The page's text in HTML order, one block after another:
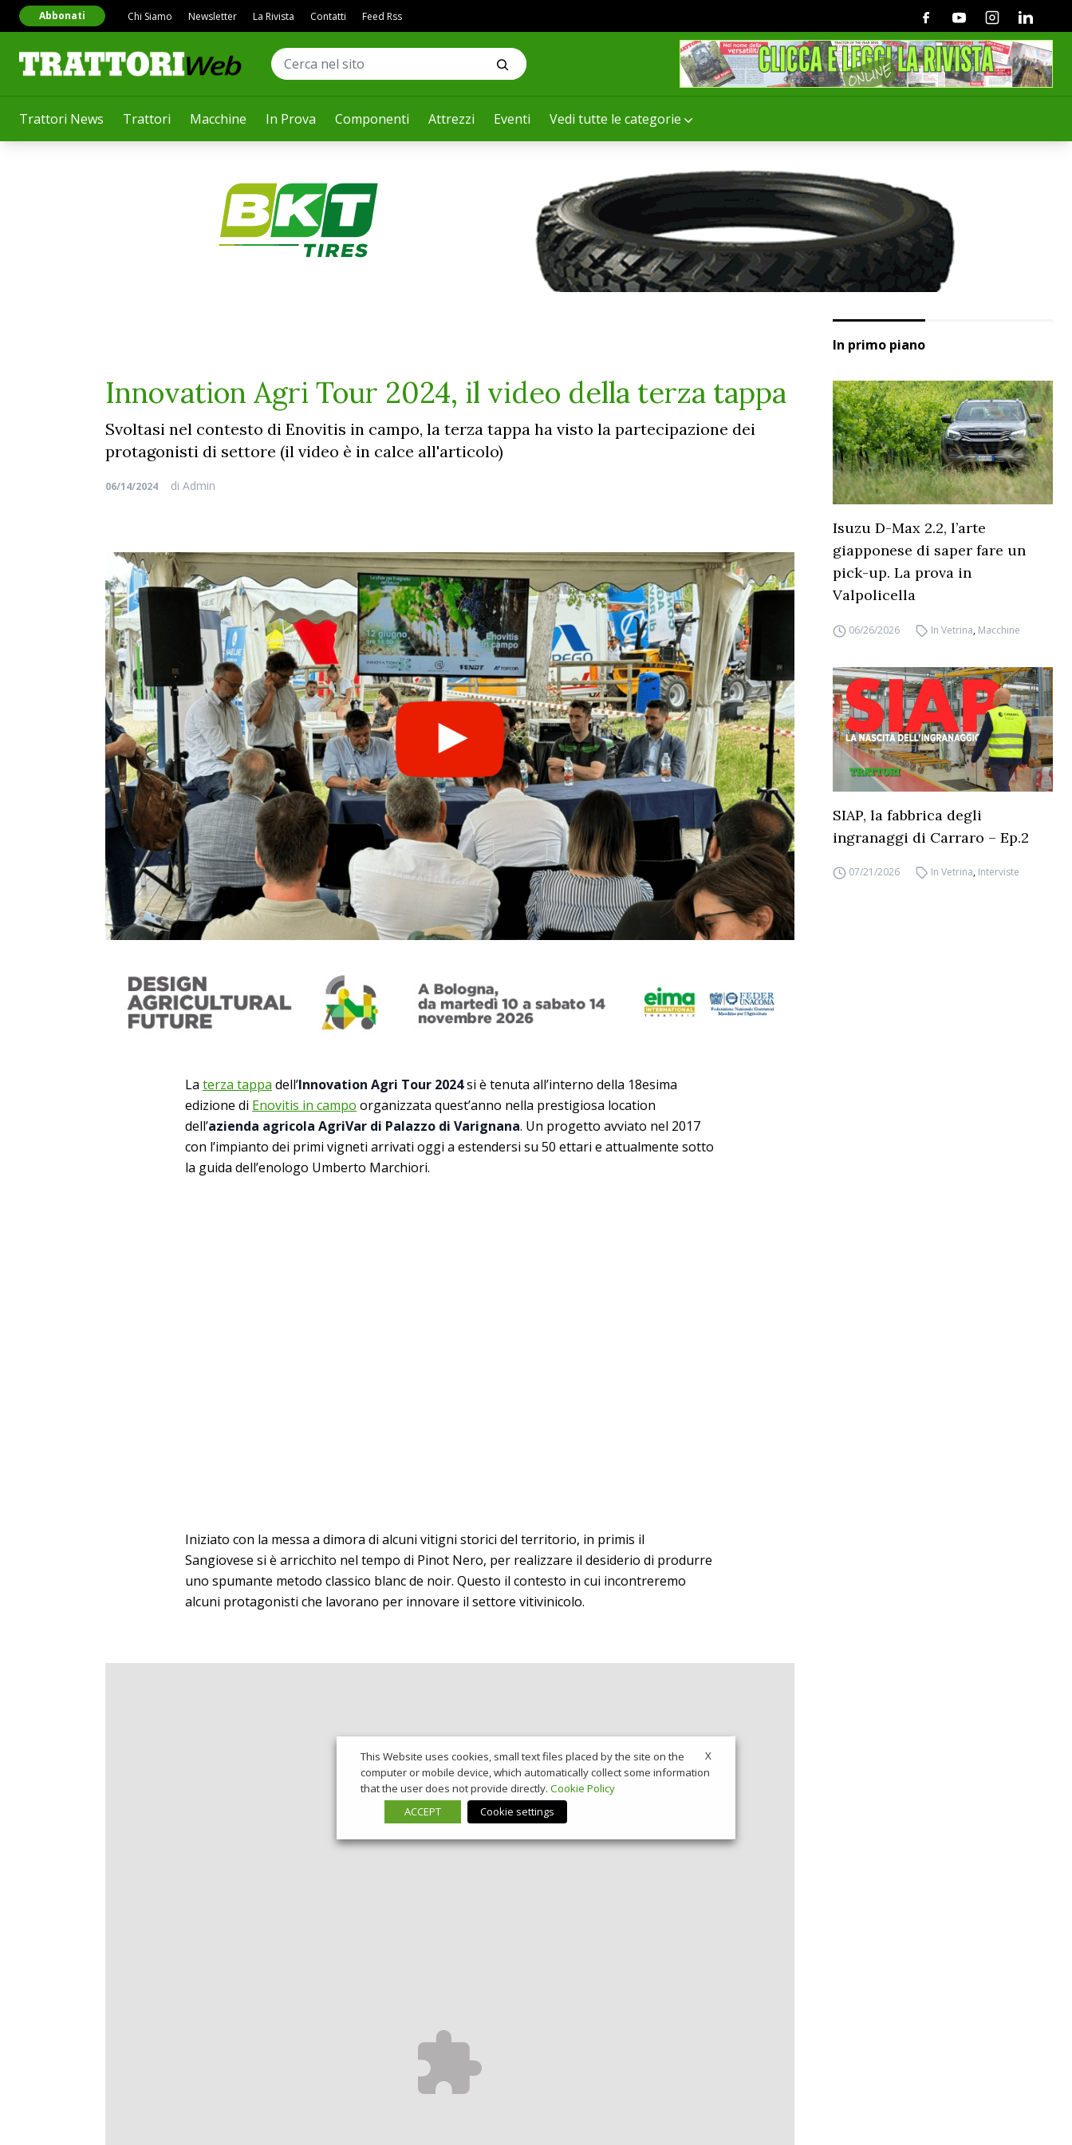
Trattori News Trattori Macchine In Prova Componenti Attrezzi Eventi Vedi tutte le categorie
Abbonati Chi Siamo Newsletter La Rivista Contatti Feed Rss FacebookYoutubeInstagramLinkedin
Innovation Agri Tour 2024, il video della terza tappa
Svoltasi nel contesto di Enovitis in campo, la terza tappa ha visto la partecipazione dei
protagonisti di settore (il video è in calce all'articolo)
06/14/2024 di Admin
La terza tappa dell’Innovation Agri Tour 2024si è tenuta all’interno della 18esima
edizione di Enovitis in campo organizzata quest’anno nella prestigiosa location
dell’azienda agricola AgriVar di Palazzo di Varignana. Un progetto avviato nel 2017
con l’impianto dei primi vigneti arrivati oggi a estendersi su 50 ettari e attualmente sotto
la guida dell’enologo Umberto Marchiori.
Iniziato con la messa a dimora di alcuni vitigni storici del territorio, in primis il
Sangiovese si è arricchito nel tempo di Pinot Nero, per realizzare il desiderio di produrre
uno spumante metodo classico blanc de noir. Questo il contesto in cui incontreremo
alcuni protagonisti che lavorano per innovare il settore vitivinicolo.
In primo piano
Isuzu D-Max 2.2, l’arte
giapponese di saper fare un
pick-up. La prova in
Valpolicella
06/26/2026 In Vetrina, Macchine
SIAP, la fabbrica degli
ingranaggi di Carraro – Ep.2
07/21/2026 In Vetrina, Interviste
X
This Website uses cookies, small text files placed by the site on the
computer or mobile device, which automatically collect some information
that the user does not provide directly. Cookie Policy
ACCEPT
Cookie settings